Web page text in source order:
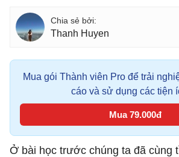
Thanh Huyen
Mua gói Thành viên Pro để trải
cáo và sử dụng các tiện
Mua 79.000đ
Ở bài học trước chúng ta đã cùng